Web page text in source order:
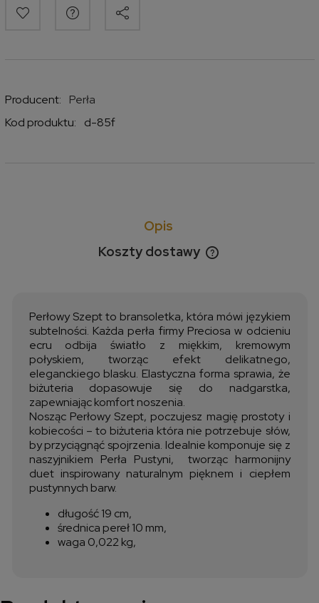
Producent:
Perła
Kod produktu:
d-85f
Opis
Koszty dostawy
Cena nie zawiera ewentualnych kosztów płatności
Perłowy Szept to bransoletka, która mówi językiem
subtelności. Każda perła firmy Preciosa w odcieniu
ecru odbija światło z miękkim, kremowym
połyskiem, tworząc efekt delikatnego,
eleganckiego blasku. Elastyczna forma sprawia, że
biżuteria dopasowuje się do nadgarstka,
zapewniając komfort noszenia.
Nosząc Perłowy Szept, poczujesz magię prostoty i
kobiecości – to biżuteria która nie potrzebuje słów,
by przyciągnąć spojrzenia. Idealnie komponuje się z
naszyjnikiem Perła Pustyni, tworząc harmonijny
duet inspirowany naturalnym pięknem i ciepłem
pustynnych barw.
długość 19 cm,
średnica pereł 10 mm,
waga 0,022 kg,